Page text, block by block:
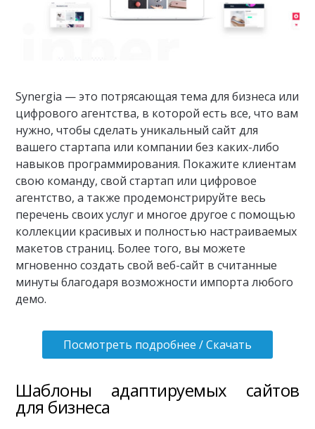
Synergia — это потрясающая тема для бизнеса или
цифрового агентства, в которой есть все, что вам
нужно, чтобы сделать уникальный сайт для
вашего стартапа или компании без каких-либо
навыков программирования. Покажите клиентам
свою команду, свой стартап или цифровое
агентство, а также продемонстрируйте весь
перечень своих услуг и многое другое с помощью
коллекции красивых и полностью настраиваемых
макетов страниц. Более того, вы можете
мгновенно создать свой веб-сайт в считанные
минуты благодаря возможности импорта любого
демо.
Посмотреть подробнее / Скачать
Шаблоны адаптируемых сайтов
для бизнеса